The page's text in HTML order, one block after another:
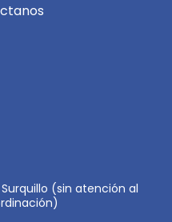
Surquillo (sin atención al